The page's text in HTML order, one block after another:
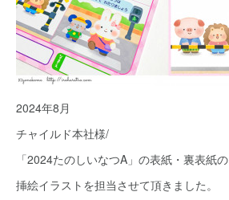
2024年8月
チャイルド本社様/
「2024たのしいなつA」の表紙・裏表紙の
挿絵イラストを担当させて頂きました。